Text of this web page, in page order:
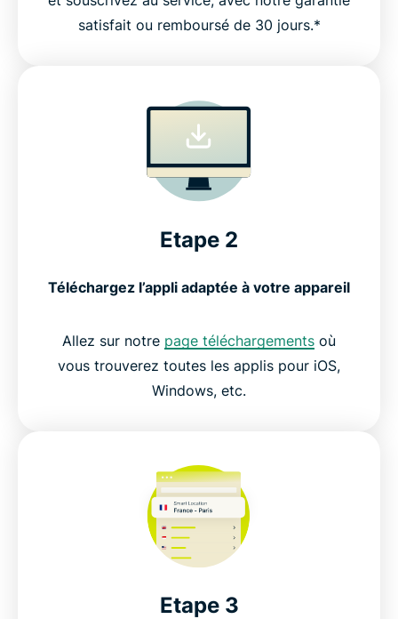
satisfait ou remboursé de 30 jours.*
Etape 2
Téléchargez l’appli adaptée à votre appareil
Allez sur notre page téléchargements où
vous trouverez toutes les applis pour iOS,
Windows, etc.
Etape 3